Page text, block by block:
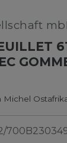
Michel